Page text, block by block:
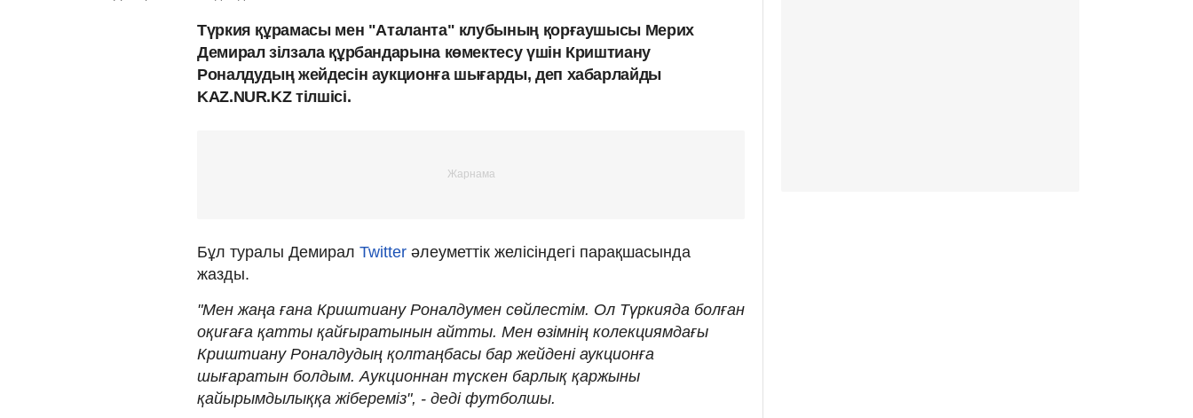
Түркия құрамасы мен "Аталанта" клубының қорғаушысы Мерих
Демирал зілзала құрбандарына көмектесу үшін Криштиану
Роналдудың жейдесін аукционға шығарды, деп хабарлайды
KAZ.NUR.KZ тілшісі.
Бұл туралы Демирал Twitter әлеуметтік желісіндегі парақшасында
жазды.
"Мен жаңа ғана Криштиану Роналдумен сөйлестім. Ол Түркияда болған
оқиғаға қатты қайғыратынын айтты. Мен өзімнің колекциямдағы
Криштиану Роналдудың қолтаңбасы бар жейдені аукционға
шығаратын болдым. Аукционнан түскен барлық қаржыны
қайырымдылыққа жібереміз", - деді футболшы.